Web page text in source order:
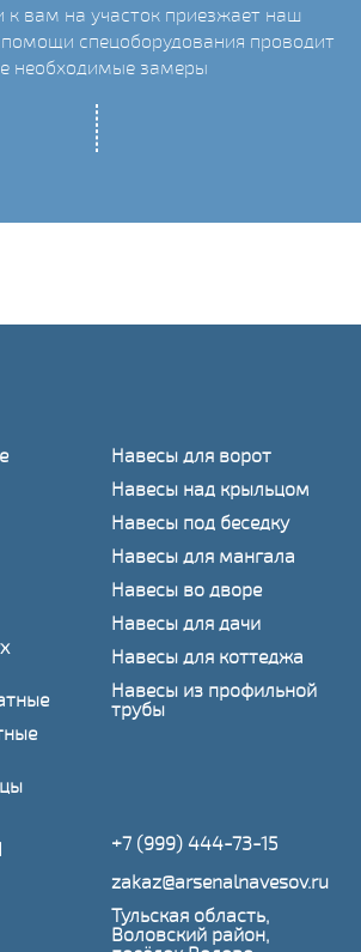
к вам на участок приезжает наш
спецоборудования проводит
необходимые замеры
Навесы для ворот
Навесы над крыльцом
Навесы под беседку
Навесы для мангала
Навесы во дворе
Навесы для дачи
Навесы для коттеджа
Навесы из профильной
трубы
+7 (999) 444-73-15
zakaz@arsenalnavesov.ru
Тульская область,
Воловский район,